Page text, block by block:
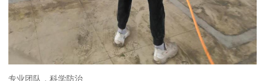
专业团队，科学防治